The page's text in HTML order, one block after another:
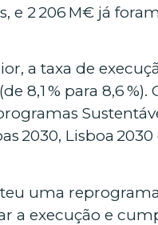
e 2 206 M€ já
a taxa de
8,1 % para 8,6
2030, Lisboa
uma
a execução e